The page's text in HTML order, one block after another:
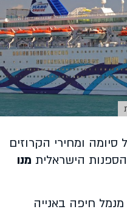
ומחירי הקרוזים
הישראלית מנו
חיפה באנייה